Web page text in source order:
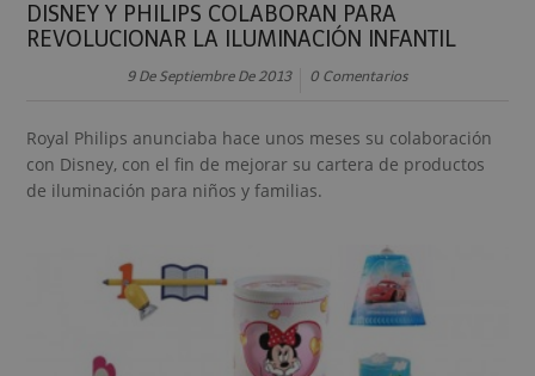
DISNEY Y PHILIPS COLABORAN PARA
REVOLUCIONAR LA ILUMINACIÓN INFANTIL
9 De Septiembre De 2013 0 Comentarios
Royal Philips anunciaba hace unos meses su colaboración
con Disney, con el fin de mejorar su cartera de productos
de iluminación para niños y familias.